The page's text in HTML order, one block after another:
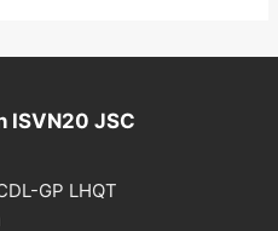
ISVN20 JSC
GP LHQT